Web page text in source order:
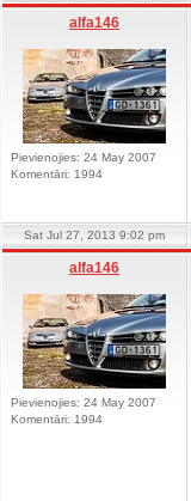
alfa146
Pievienojies: 24 May 2007
Komentāri: 1994
Sat Jul 27, 2013 9:02 pm
alfa146
Pievienojies: 24 May 2007
Komentāri: 1994